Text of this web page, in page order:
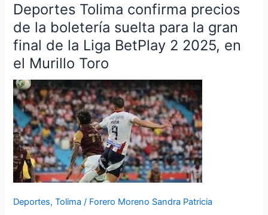
Deportes Tolima confirma precios
de la boletería suelta para la gran
final de la Liga BetPlay 2 2025, en
el Murillo Toro
Deportes,Tolima / Forero Moreno Sandra Patricia
Deportes
Tolima
confirma
precios
de
la
boletería
suelta
para
la
gran
final
de
Liga